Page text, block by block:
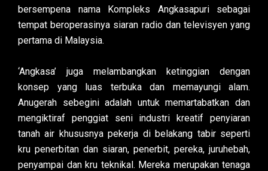
bersempena nama Kompleks Angkasapuri sebagai
tempat beroperasinya siaran radio dan televisyen yang
pertama di Malaysia.
‘Angkasa’ juga melambangkan ketinggian dengan
konsep yang luas terbuka dan memayungi alam.
Anugerah sebegini adalah untuk memartabatkan dan
mengiktiraf penggiat seni industri kreatif penyiaran
tanah air khususnya pekerja di belakang tabir seperti
kru penerbitan dan siaran, penerbit, pereka, juruhebah,
penyampai dan kru teknikal. Mereka merupakan tenaga